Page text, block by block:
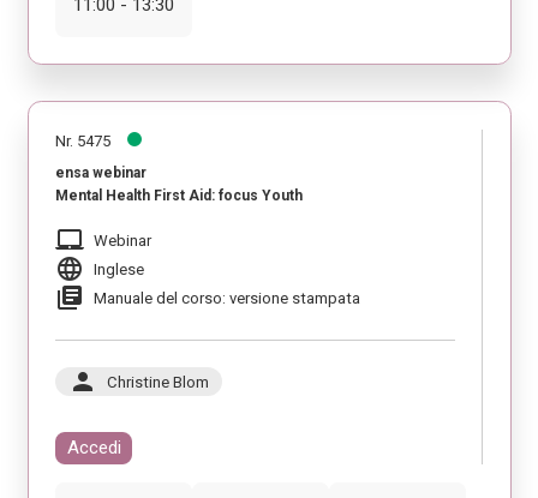
11:00 - 13:30
Nr. 5475
ensa webinar
Mental Health First Aid: focus Youth
laptop_mac Webinar
language Inglese
library_books Manuale del corso: versione stampata
person Christine Blom
Accedi